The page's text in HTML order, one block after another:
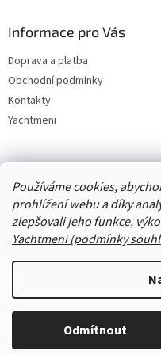
Používáme cookies,
prohlížení webu a díky
zlepšovali jeho funkce,
Yachtmeni (podmínky
Odmítnout
Informace pro Vás
Doprava a platba
Obchodní podmínky
Kontakty
Yachtmeni
Zboží.cz Heureka.cz
Copyright 2026eShop